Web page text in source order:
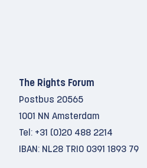
The Rights Forum
Postbus 20565
1001 NN Amsterdam
Tel: +31 (0)20 488 2214
IBAN: NL28 TRIO 0391 1893 79